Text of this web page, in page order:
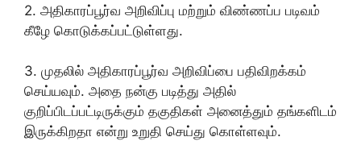
2. அதிகாரப்பூர்வ அறிவிப்பு மற்றும் விண்ணப்ப படிவம்
கீழே கொடுக்கப்பட்டுள்ளது.
3. முதலில் அதிகாரப்பூர்வ அறிவிப்பை பதிவிறக்கம்
செய்யவும். அதை நன்கு படித்து அதில்
குறிப்பிடப்பட்டிருக்கும் தகுதிகள் அனைத்தும் தங்களிடம்
இருக்கிறதா என்று உறுதி செய்து கொள்ளவும்.